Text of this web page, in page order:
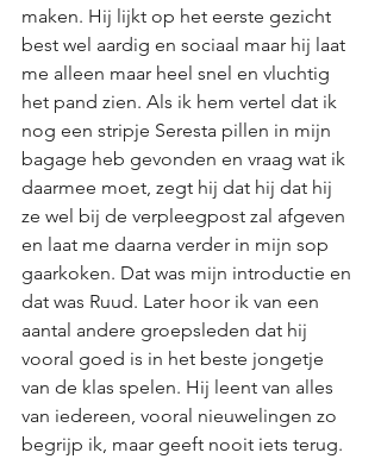
maken. Hij lijkt op het eerste gezicht
best wel aardig en sociaal maar hij laat
me alleen maar heel snel en vluchtig
het pand zien. Als ik hem vertel dat ik
nog een stripje Seresta pillen in mijn
bagage heb gevonden en vraag wat ik
daarmee moet, zegt hij dat hij dat hij
ze wel bij de verpleegpost zal afgeven
en laat me daarna verder in mijn sop
gaarkoken. Dat was mijn introductie en
dat was Ruud. Later hoor ik van een
aantal andere groepsleden dat hij
vooral goed is in het beste jongetje
van de klas spelen. Hij leent van alles
van iedereen, vooral nieuwelingen zo
begrijp ik, maar geeft nooit iets terug.